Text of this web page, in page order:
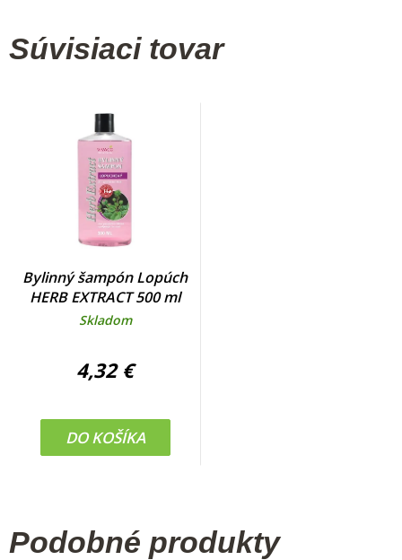
Súvisiaci tovar
Bylinný šampón Lopúch
HERB EXTRACT 500 ml
Skladom
4,32 €
DO KOŠÍKA
Podobné produkty